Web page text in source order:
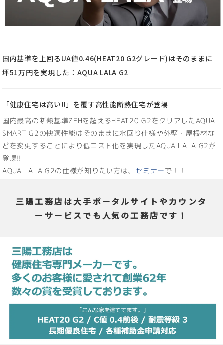
国内基準を上回るUA値0.46(HEAT20 G2グレード)はそのままに
坪51万円を実現した：AQUA LALA G2
「健康住宅は高い!!」を覆す高性能断熱住宅が登場
国内最高の断熱基準ZEHを超えるHEAT20 G2をクリアしたAQUA
SMART G2の快適性能はそのままに水回り仕様や外壁・屋根材な
どを変更することにより低コスト化を実現したAQUA LALA G2が
登場!!
AQUA LALA G2の仕様が知りたい方は、 セミナーで！！
三陽工務店は大手ポータルサイトやカウンタ
ーサービスでも人気の工務店です！